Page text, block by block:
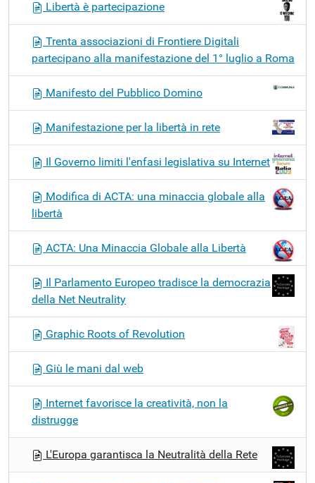
n
Libertà è partecipazione
Trenta associazioni di Frontiere Digitali
partecipano alla manifestazione del 1° luglio a Roma
Manifesto del Pubblico Domino
Manifestazione per la libertà in rete
Il Governo limiti l'enfasi legislativa su Internet
Modifica di ACTA: una minaccia globale alla
libertà
ACTA: Una Minaccia Globale alla Libertà
Il Parlamento Europeo tradisce la democrazia
della Net Neutrality
Graphic Roots of Revolution
Giù le mani dal web
Internet favorisce la creatività, non la
distrugge
L'Europa garantisca la Neutralità della Rete